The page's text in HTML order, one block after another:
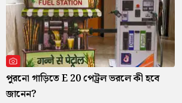
পুরনো গাড়িতে E 20 পেট্রল ভরলে কী হবে
জানেন?